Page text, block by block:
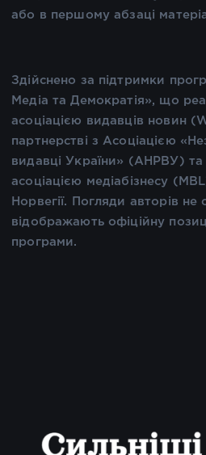
або в першому абзаці
Здійснено за підтримки
Медіа та Демократія», що
асоціацією видавців новин
партнерстві з Асоціацією
видавці України» (АНРВУ)
асоціацією медіабізнесу
Норвегії. Погляди авторів не
відображають офіційну
програми.